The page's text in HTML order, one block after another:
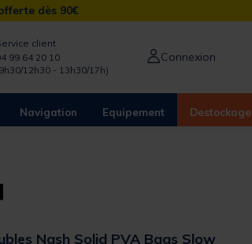
dès 90€
client
99 64 20 10
12h30 - 13h30/17h)
Connexion
Navigation Equipement Destockage
Nash Solid PVA Bags Slow